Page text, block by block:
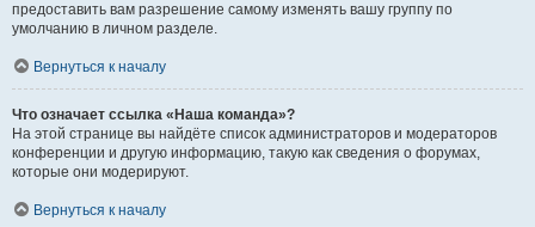
предоставить вам разрешение самому изменять вашу группу по
умолчанию в личном разделе.
Вернуться к началу
Что означает ссылка «Наша команда»?
На этой странице вы найдёте список администраторов и модераторов
конференции и другую информацию, такую как сведения о форумах,
которые они модерируют.
Вернуться к началу